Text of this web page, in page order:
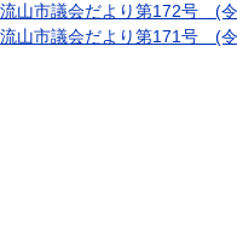
流山市議会だより第172号 (
流山市議会だより第171号 (